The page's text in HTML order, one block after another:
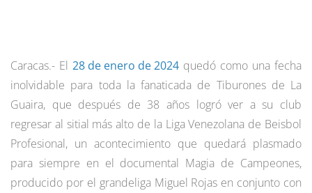
Caracas.- El 28 de enero de 2024 quedó como una fecha
inolvidable para toda la fanaticada de Tiburones de La
Guaira, que después de 38 años logró ver a su club
regresar al sitial más alto de la Liga Venezolana de Beisbol
Profesional, un acontecimiento que quedará plasmado
para siempre en el documental Magia de Campeones,
producido por el grandeliga Miguel Rojas en conjunto con